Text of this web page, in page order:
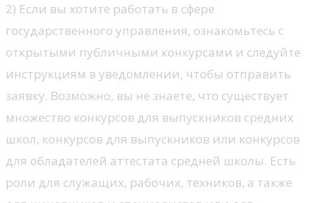
2) Если вы хотите работать в сфере
государственного управления, ознакомьтесь с
открытыми публичными конкурсами и следуйте
инструкциям в уведомлении, чтобы отправить
заявку. Возможно, вы не знаете, что существует
множество конкурсов для выпускников средних
школ, конкурсов для выпускников или конкурсов
для обладателей аттестата средней школы. Есть
роли для служащих, рабочих, техников, а также